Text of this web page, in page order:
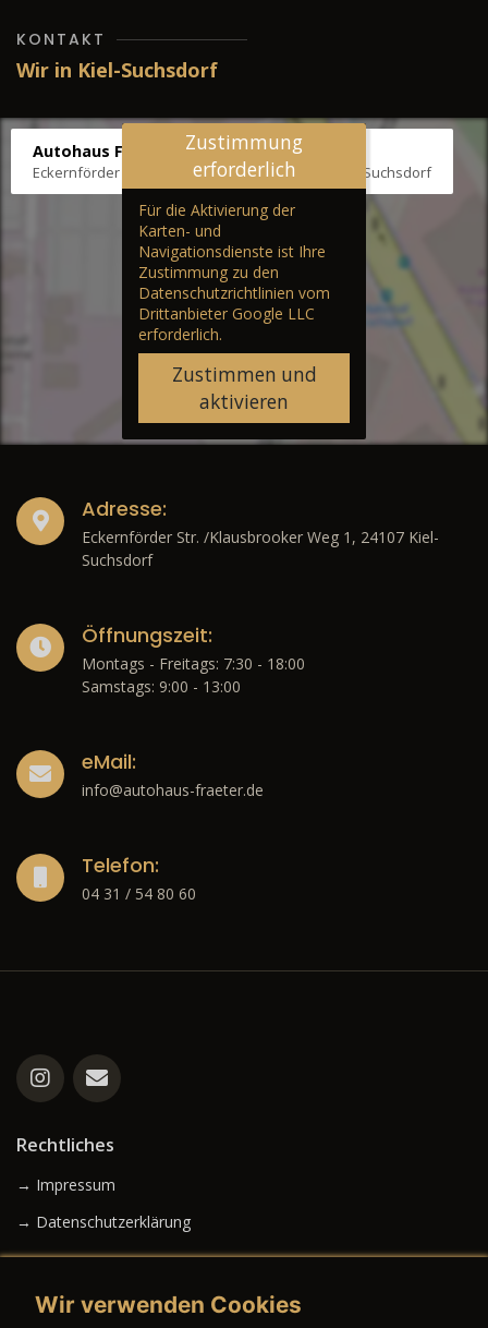
KONTAKT
Wir in Kiel-Suchsdorf
Autohaus Fräter
Eckernförder Str. /Klausbrooker Weg 1, 24107 Kiel-Suchsdorf
Zustimmung
erforderlich
Für die Aktivierung der
Karten- und
Navigationsdienste ist Ihre
Zustimmung zu den
Datenschutzrichtlinien vom
Drittanbieter Google LLC
erforderlich.
Zustimmen und
aktivieren
Adresse:
Eckernförder Str. /Klausbrooker Weg 1, 24107 Kiel-
Suchsdorf
Öffnungszeit:
Montags - Freitags: 7:30 - 18:00
Samstags: 9:00 - 13:00
eMail:
info@autohaus-fraeter.de
Telefon:
04 31 / 54 80 60
Rechtliches
→ Impressum
→ Datenschutzerklärung
Wir verwenden Cookies